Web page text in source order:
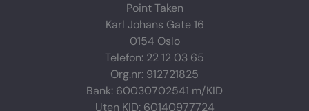
Point Taken
Karl Johans Gate 16
0154 Oslo
Telefon: 22 12 03 65
Org.nr: 912721825
Bank: 60030702541 m/KID
Uten KID: 60140977724